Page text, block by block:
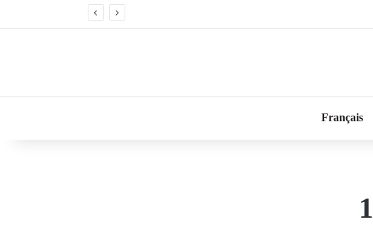
Français
إصابة 11